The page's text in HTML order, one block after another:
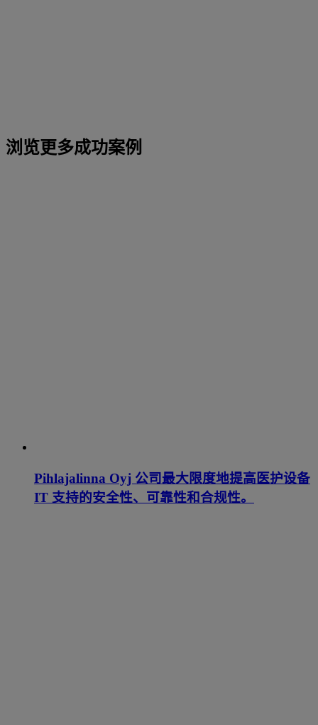
浏览更多成功案例
Pihlajalinna Oyj 公司最大限度地提高医护设备
IT 支持的安全性、可靠性和合规性。